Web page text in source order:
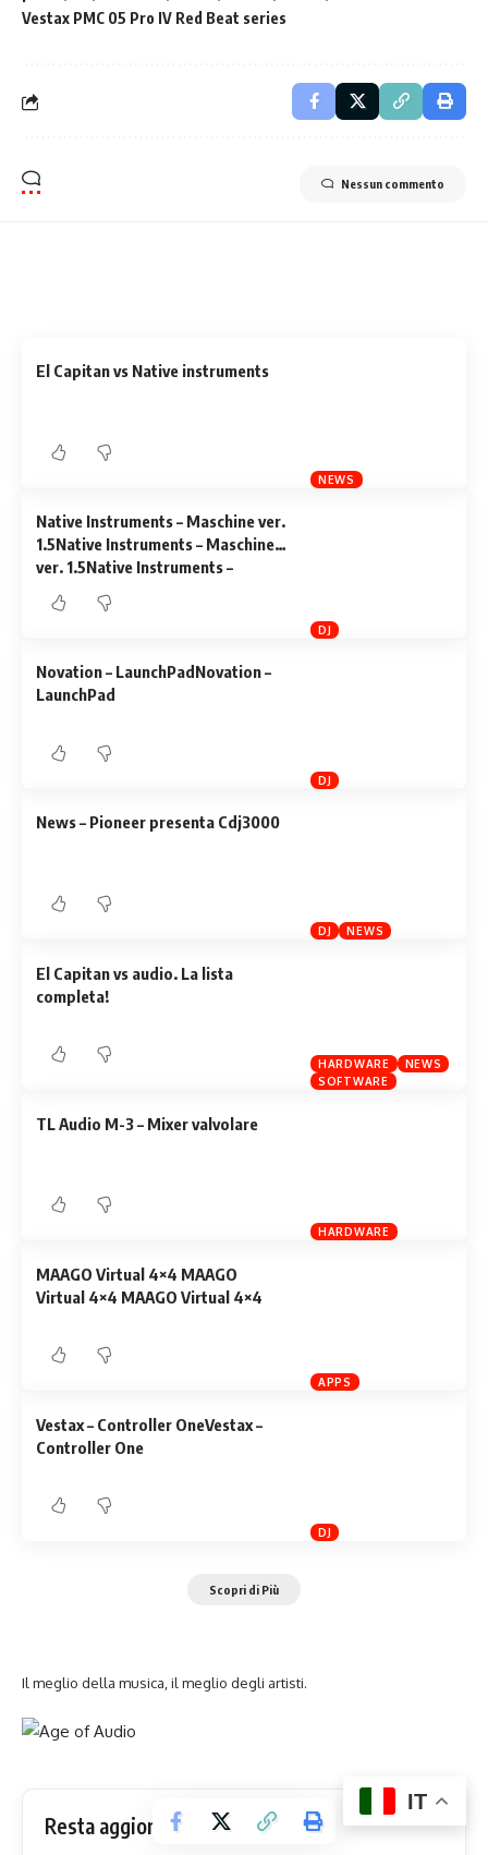
Vestax PMC 05 Pro IV Red Beat series
Nessun commento
NEWS
El Capitan vs Native instruments
DJ
Native Instruments – Maschine ver.
1.5Native Instruments – Maschine
ver. 1.5Native Instruments –
Maschine ver. 1.5
DJ
Novation – LaunchPadNovation –
LaunchPad
DJ NEWS
News – Pioneer presenta Cdj3000
HARDWARE
NEWS
SOFTWARE
El Capitan vs audio. La lista
completa!
HARDWARE
TL Audio M-3 – Mixer valvolare
APPS
MAAGO Virtual 4×4 MAAGO
Virtual 4×4 MAAGO Virtual 4×4
DJ
Vestax – Controller OneVestax –
Controller One
Scopri di Più
Il meglio della musica, il meglio degli artisti.
Resta aggiornato!
IT